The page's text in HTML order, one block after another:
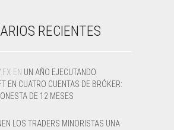
RECIENTES
EN UN AÑO EJECUTANDO
EN CUATRO CUENTAS DE BRÓKER:
DE 12 MESES
LOS TRADERS MINORISTAS UNA